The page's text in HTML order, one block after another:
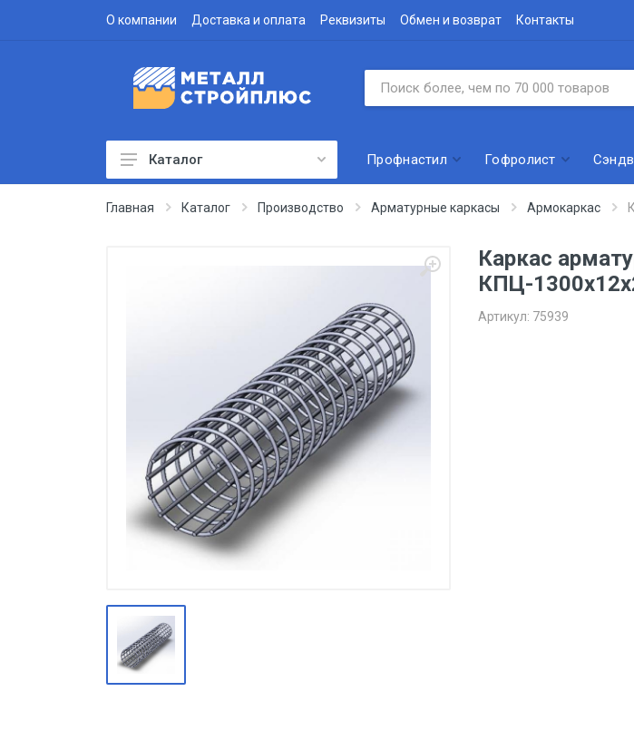
О компании Доставка и оплата Реквизиты Обмен и возврат Контакты
Профнастил
Производство
Штакетник
Черный металлопрокат
Нержавеющий металлопрокат
метизы
Оцинкованный металлопрокат
Запорная арматура
Каталог Профнастил Гофролист
Главная Каталог Производство Арматурные каркасы Армокаркас
Каркас
КПЦ-
Артикул: 75939